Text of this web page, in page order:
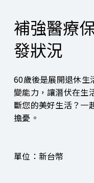
補強醫療
發狀況
60歲後是展開退休生
變能力，讓潛伏在生
斷您的美好生活？一
擔憂。
單位：新台幣